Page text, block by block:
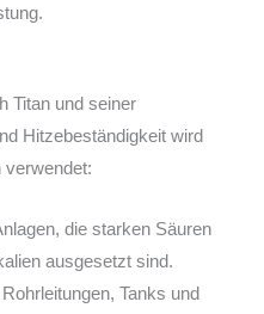
Titan und seiner
Hitzebeständigkeit wird
verwendet:
die starken Säuren
ausgesetzt sind.
Rohrleitungen, Tanks und